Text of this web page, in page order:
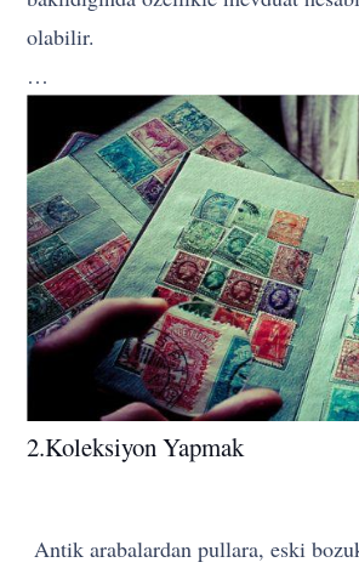
olabilir.
…
2.Koleksiyon Yapmak
Antik arabalardan pullara, eski